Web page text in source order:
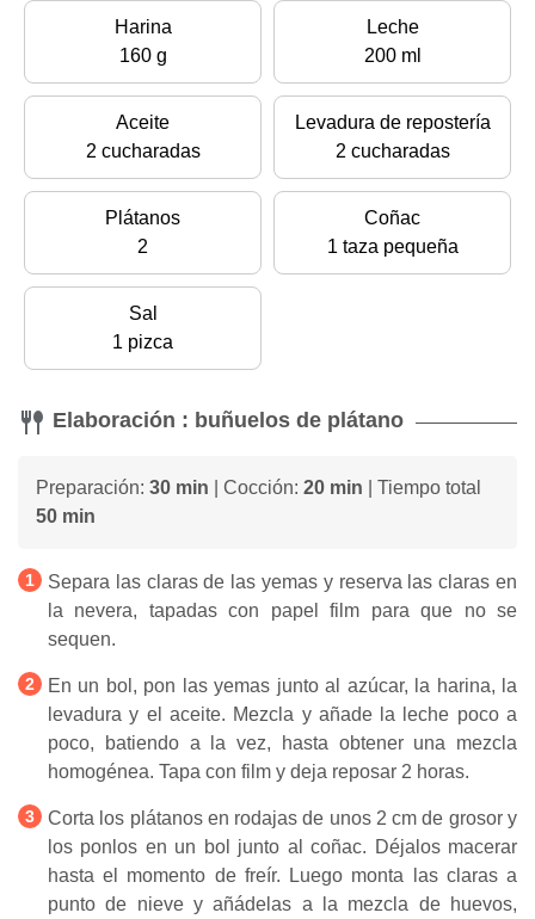
Harina
160 g
Leche
200 ml
Aceite
2 cucharadas
Levadura de repostería
2 cucharadas
Plátanos
2
Coñac
1 taza pequeña
Sal
1 pizca
Elaboración : buñuelos de plátano
Preparación: 30 min | Cocción: 20 min | Tiempo total
50 min
Separa las claras de las yemas y reserva las claras en
la nevera, tapadas con papel film para que no se
sequen.
En un bol, pon las yemas junto al azúcar, la harina, la
levadura y el aceite. Mezcla y añade la leche poco a
poco, batiendo a la vez, hasta obtener una mezcla
homogénea. Tapa con film y deja reposar 2 horas.
Corta los plátanos en rodajas de unos 2 cm de grosor y
los ponlos en un bol junto al coñac. Déjalos macerar
hasta el momento de freír. Luego monta las claras a
punto de nieve y añádelas a la mezcla de huevos,